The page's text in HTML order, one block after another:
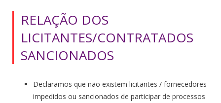
RELAÇÃO DOS
LICITANTES/CONTRATADOS
SANCIONADOS
Declaramos que não existem licitantes / fornecedores
impedidos ou sancionados de participar de processos